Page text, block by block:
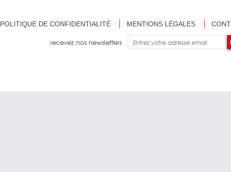
POLITIQUE DE CONFIDENTIALITÉ MENTIONS LÉGALES
recevez nos newsletters